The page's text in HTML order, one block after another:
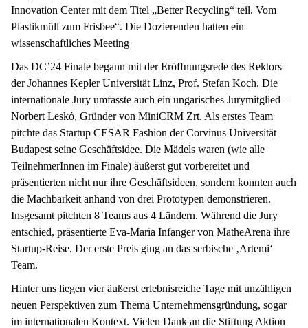
Innovation Center mit dem Titel „Better Recycling“ teil. Vom
Plastikmüll zum Frisbee“. Die Dozierenden hatten ein
wissenschaftliches Meeting
Das DC’24 Finale begann mit der Eröffnungsrede des Rektors
der Johannes Kepler Universität Linz, Prof. Stefan Koch. Die
internationale Jury umfasste auch ein ungarisches Jurymitglied –
Norbert Leskó, Gründer von MiniCRM Zrt. Als erstes Team
pitchte das Startup CESAR Fashion der Corvinus Universität
Budapest seine Geschäftsidee. Die Mädels waren (wie alle
TeilnehmerInnen im Finale) äußerst gut vorbereitet und
präsentierten nicht nur ihre Geschäftsideen, sondern konnten auch
die Machbarkeit anhand von drei Prototypen demonstrieren.
Insgesamt pitchten 8 Teams aus 4 Ländern. Während die Jury
entschied, präsentierte Eva-Maria Infanger von MatheArena ihre
Startup-Reise. Der erste Preis ging an das serbische ‚Artemi‘
Team.
Hinter uns liegen vier äußerst erlebnisreiche Tage mit unzähligen
neuen Perspektiven zum Thema Unternehmensgründung, sogar
im internationalen Kontext. Vielen Dank an die Stiftung Aktion